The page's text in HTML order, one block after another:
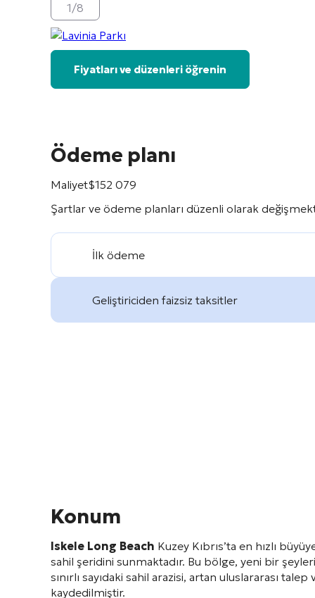
1/8
Fiyatları ve düzenleri öğrenin
Ödeme planı
Maliyet$152 079
Şartlar ve ödeme planları düzenli olarak
İlk ödeme
Geliştiriciden faizsiz taksitler
Konum
Iskele Long Beach Kuzey Kıbrıs’ta en hızlı
sahil şeridini sunmaktadır. Bu bölge, yeni bir
sınırlı sayıdaki sahil arazisi, artan uluslararası
kaydedilmiştir.